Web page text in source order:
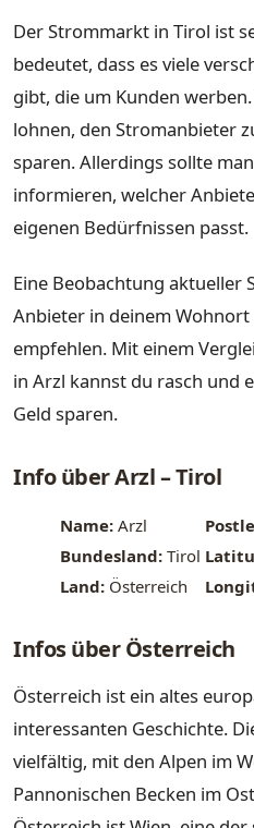
Der Strommarkt in Tirol ist
bedeutet, dass es viele
gibt, die um Kunden
lohnen, den Stromanbieter
sparen. Allerdings sollte
informieren, welcher
eigenen Bedürfnissen passt.
Eine Beobachtung aktueller
Anbieter in deinem
empfehlen. Mit einem
in Arzl kannst du rasch und
Geld sparen.
Info über Arzl – Tirol
Name: Arzl
Bundesland: Tirol
Land: Österreich
Infos über Österreich
Österreich ist ein altes
interessanten Geschichte.
vielfältig, mit den Alpen im
Pannonischen Becken im